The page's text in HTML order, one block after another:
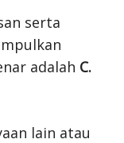
serta
adalah C.
lain atau